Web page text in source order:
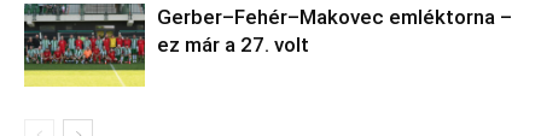
Gerber–Fehér–Makovec emléktorna –
ez már a 27. volt